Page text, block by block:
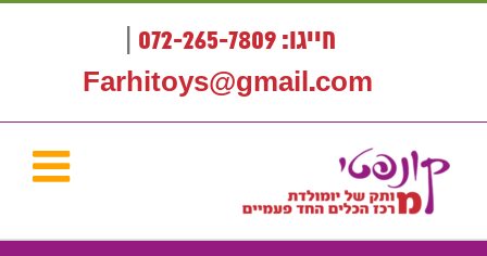
דלג
חייגו: 072-265-7809
Farhitoys@gmail.com